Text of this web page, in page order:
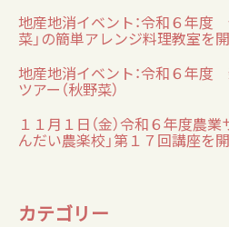
地産地消イベント：令和６年度
菜」の簡単アレンジ料理教室を
地産地消イベント：令和６年
ツアー（秋野菜）
１１月１日（金）令和６年度農
んだい農楽校」第１７回講座を
カテゴリー